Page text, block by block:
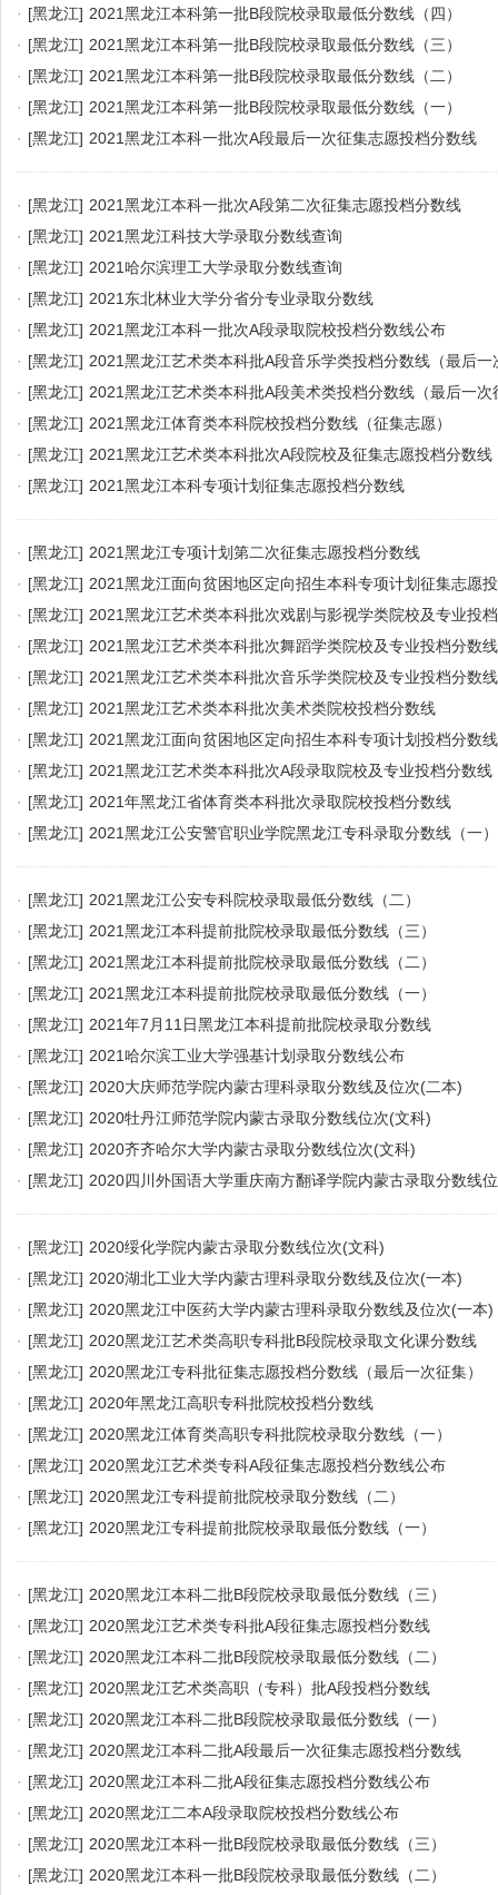
· [黑龙江] 2021黑龙江本科第一批B段院校录取最低分数线（四）
· [黑龙江] 2021黑龙江本科第一批B段院校录取最低分数线（三）
· [黑龙江] 2021黑龙江本科第一批B段院校录取最低分数线（二）
· [黑龙江] 2021黑龙江本科第一批B段院校录取最低分数线（一）
· [黑龙江] 2021黑龙江本科一批次A段最后一次征集志愿投档分数线
· [黑龙江] 2021黑龙江本科一批次A段第二次征集志愿投档分数线
· [黑龙江] 2021黑龙江科技大学录取分数线查询
· [黑龙江] 2021哈尔滨理工大学录取分数线查询
· [黑龙江] 2021东北林业大学分省分专业录取分数线
· [黑龙江] 2021黑龙江本科一批次A段录取院校投档分数线公布
· [黑龙江] 2021黑龙江艺术类本科批A段音乐学类投档分数线（最后一
· [黑龙江] 2021黑龙江艺术类本科批A段美术类投档分数线（最后一次
· [黑龙江] 2021黑龙江体育类本科院校投档分数线（征集志愿）
· [黑龙江] 2021黑龙江艺术类本科批次A段院校及征集志愿投档分数线
· [黑龙江] 2021黑龙江本科专项计划征集志愿投档分数线
· [黑龙江] 2021黑龙江专项计划第二次征集志愿投档分数线
· [黑龙江] 2021黑龙江面向贫困地区定向招生本科专项计划征集志愿
· [黑龙江] 2021黑龙江艺术类本科批次戏剧与影视学类院校及专业投
· [黑龙江] 2021黑龙江艺术类本科批次舞蹈学类院校及专业投档分数线
· [黑龙江] 2021黑龙江艺术类本科批次音乐学类院校及专业投档分数线
· [黑龙江] 2021黑龙江艺术类本科批次美术类院校投档分数线
· [黑龙江] 2021黑龙江面向贫困地区定向招生本科专项计划投档分数线
· [黑龙江] 2021黑龙江艺术类本科批次A段录取院校及专业投档分数线
· [黑龙江] 2021年黑龙江省体育类本科批次录取院校投档分数线
· [黑龙江] 2021黑龙江公安警官职业学院黑龙江专科录取分数线（一）
· [黑龙江] 2021黑龙江公安专科院校录取最低分数线（二）
· [黑龙江] 2021黑龙江本科提前批院校录取最低分数线（三）
· [黑龙江] 2021黑龙江本科提前批院校录取最低分数线（二）
· [黑龙江] 2021黑龙江本科提前批院校录取最低分数线（一）
· [黑龙江] 2021年7月11日黑龙江本科提前批院校录取分数线
· [黑龙江] 2021哈尔滨工业大学强基计划录取分数线公布
· [黑龙江] 2020大庆师范学院内蒙古理科录取分数线及位次(二本)
· [黑龙江] 2020牡丹江师范学院内蒙古录取分数线位次(文科)
· [黑龙江] 2020齐齐哈尔大学内蒙古录取分数线位次(文科)
· [黑龙江] 2020四川外国语大学重庆南方翻译学院内蒙古录取分数线
· [黑龙江] 2020绥化学院内蒙古录取分数线位次(文科)
· [黑龙江] 2020湖北工业大学内蒙古理科录取分数线及位次(一本)
· [黑龙江] 2020黑龙江中医药大学内蒙古理科录取分数线及位次(一本)
· [黑龙江] 2020黑龙江艺术类高职专科批B段院校录取文化课分数线
· [黑龙江] 2020黑龙江专科批征集志愿投档分数线（最后一次征集）
· [黑龙江] 2020年黑龙江高职专科批院校投档分数线
· [黑龙江] 2020黑龙江体育类高职专科批院校录取分数线（一）
· [黑龙江] 2020黑龙江艺术类专科A段征集志愿投档分数线公布
· [黑龙江] 2020黑龙江专科提前批院校录取分数线（二）
· [黑龙江] 2020黑龙江专科提前批院校录取最低分数线（一）
· [黑龙江] 2020黑龙江本科二批B段院校录取最低分数线（三）
· [黑龙江] 2020黑龙江艺术类专科批A段征集志愿投档分数线
· [黑龙江] 2020黑龙江本科二批B段院校录取最低分数线（二）
· [黑龙江] 2020黑龙江艺术类高职（专科）批A段投档分数线
· [黑龙江] 2020黑龙江本科二批B段院校录取最低分数线（一）
· [黑龙江] 2020黑龙江本科二批A段最后一次征集志愿投档分数线
· [黑龙江] 2020黑龙江本科二批A段征集志愿投档分数线公布
· [黑龙江] 2020黑龙江二本A段录取院校投档分数线公布
· [黑龙江] 2020黑龙江本科一批B段院校录取最低分数线（三）
· [黑龙江] 2020黑龙江本科一批B段院校录取最低分数线（二）